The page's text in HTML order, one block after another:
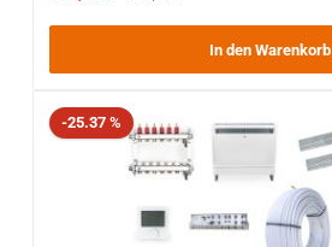
In den Warenkorb
Rabatt
-25.37 %